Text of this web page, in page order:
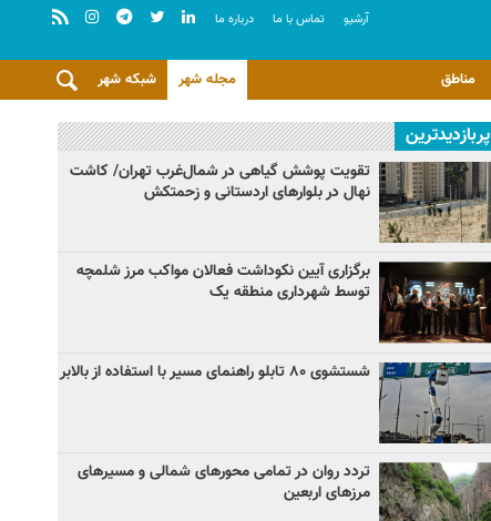
آرشيو تماس با ما درباره ما
مناطق شبکه شهر مجله شهر
پربازدیدترین
تقویت پوشش گیاهی در شمال‌غرب تهران/ کاشت
نهال در بلوارهای اردستانی و زحمتکش
برگزاری آیین نکوداشت فعالان مواکب مرز شلمچه
توسط شهرداری منطقه یک
شستشوی ۸۰ تابلو راهنمای مسیر با استفاده از بالابر
تردد روان در تمامی محورهای شمالی و مسیرهای
مرزهای اربعین